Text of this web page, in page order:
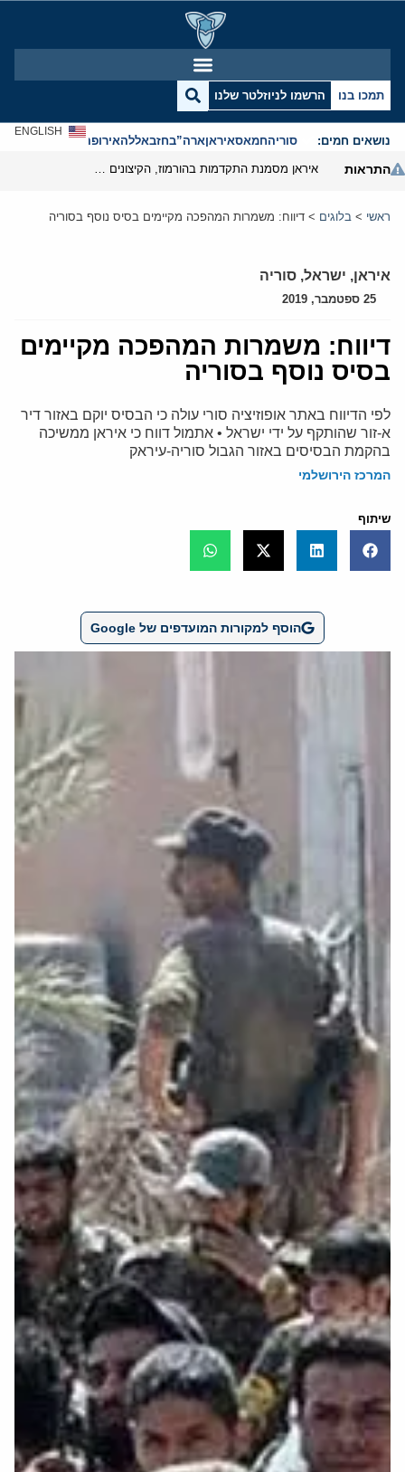
תמכו בנו הרשמו לניוזלטר שלנו
נושאים חמים: סוריהחמאסאיראןארה”בחזבאללהאירופהאנטישמיות
ENGLISH
התראות
ראשי > בלוגים > דיווח: משמרות המהפכה מקיימים בסיס נוסף בסוריה
איראן, ישראל, סוריה
25 ספטמבר, 2019
דיווח: משמרות המהפכה מקיימים
בסיס נוסף בסוריה
לפי הדיווח באתר אופוזיציה סורי עולה כי הבסיס יוקם באזור דיר
א-זור שהותקף על ידי ישראל • אתמול דווח כי איראן ממשיכה
בהקמת הבסיסים באזור הגבול סוריה-עיראק
המרכז הירושלמי
שיתוף
הוסף למקורות המועדפים של Google